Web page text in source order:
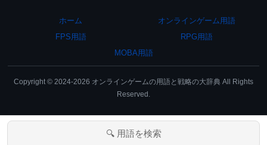
ホーム
オンラインゲーム用語
FPS用語
RPG用語
MOBA用語
Copyright © 2024-2026 オンラインゲームの用語と戦略の大辞典 All Rights
Reserved.
🔍 用語を検索